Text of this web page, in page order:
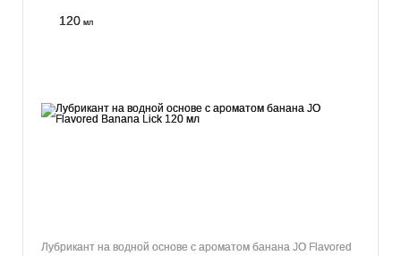
120 мл
Лубрикант на водной основе с ароматом банана JO Flavored